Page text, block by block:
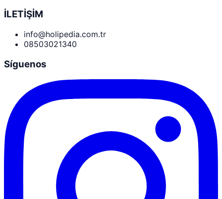
İLETİŞİM
info@holipedia.com.tr
08503021340
Síguenos